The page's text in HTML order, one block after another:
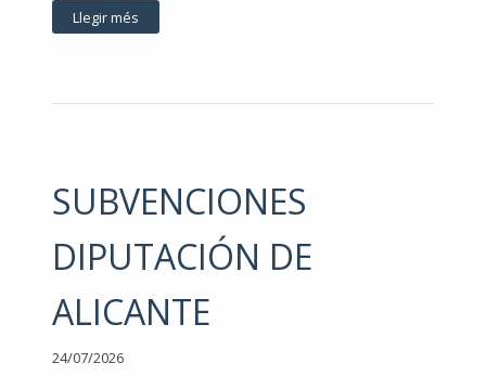
Llegir més
SUBVENCIONES
DIPUTACIÓN DE
ALICANTE
24/07/2026